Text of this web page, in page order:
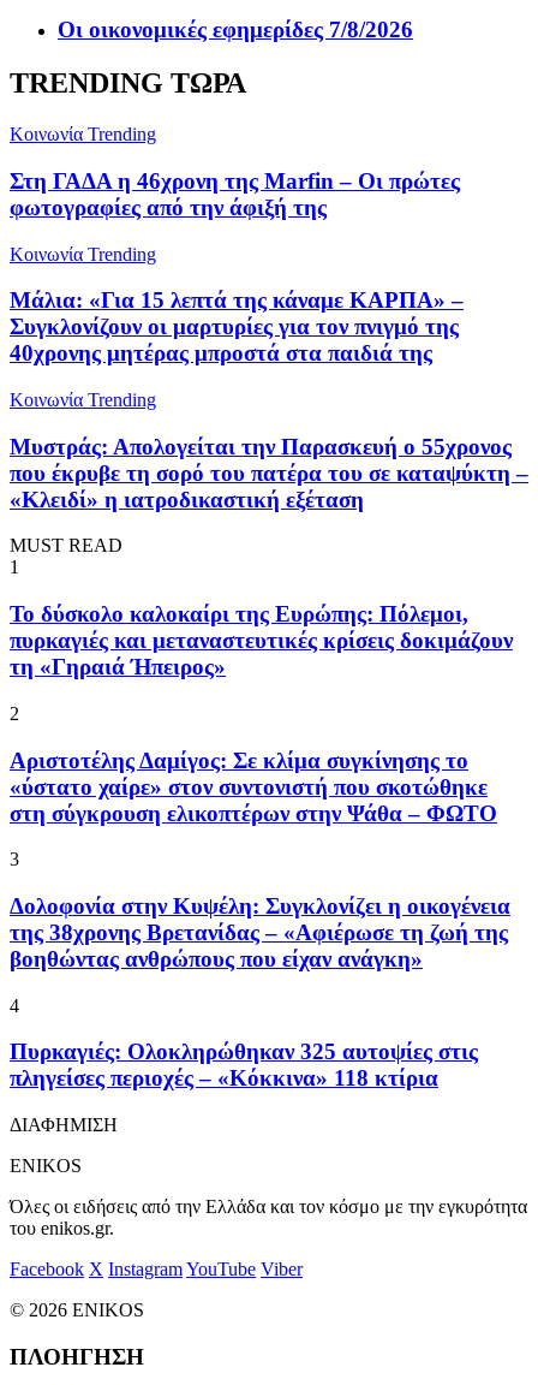
Οι οικονομικές εφημερίδες 7/8/2026
TRENDING ΤΩΡΑ
Κοινωνία Trending
Στη ΓΑΔΑ η 46χρονη της Marfin – Οι πρώτες
φωτογραφίες από την άφιξή της
Κοινωνία Trending
Μάλια: «Για 15 λεπτά της κάναμε ΚΑΡΠΑ» –
Συγκλονίζουν οι μαρτυρίες για τον πνιγμό της
40χρονης μητέρας μπροστά στα παιδιά της
Κοινωνία Trending
Μυστράς: Απολογείται την Παρασκευή ο 55χρονος
που έκρυβε τη σορό του πατέρα του σε καταψύκτη –
«Κλειδί» η ιατροδικαστική εξέταση
MUST READ
1
To δύσκολο καλοκαίρι της Ευρώπης: Πόλεμοι,
πυρκαγιές και μεταναστευτικές κρίσεις δοκιμάζουν
τη «Γηραιά Ήπειρος»
2
Αριστοτέλης Δαμίγος: Σε κλίμα συγκίνησης το
«ύστατο χαίρε» στον συντονιστή που σκοτώθηκε
στη σύγκρουση ελικοπτέρων στην Ψάθα – ΦΩΤΟ
3
Δολοφονία στην Κυψέλη: Συγκλονίζει η οικογένεια
της 38χρονης Βρετανίδας – «Αφιέρωσε τη ζωή της
βοηθώντας ανθρώπους που είχαν ανάγκη»
4
Πυρκαγιές: Ολοκληρώθηκαν 325 αυτοψίες στις
πληγείσες περιοχές – «Κόκκινα» 118 κτίρια
ΔΙΑΦΗΜΙΣΗ
ENIKOS
Όλες οι ειδήσεις από την Ελλάδα και τον κόσμο με την εγκυρότητα
του enikos.gr.
Facebook X InstagramYouTube Viber
© 2026 ENIKOS
ΠΛΟΗΓΗΣΗ